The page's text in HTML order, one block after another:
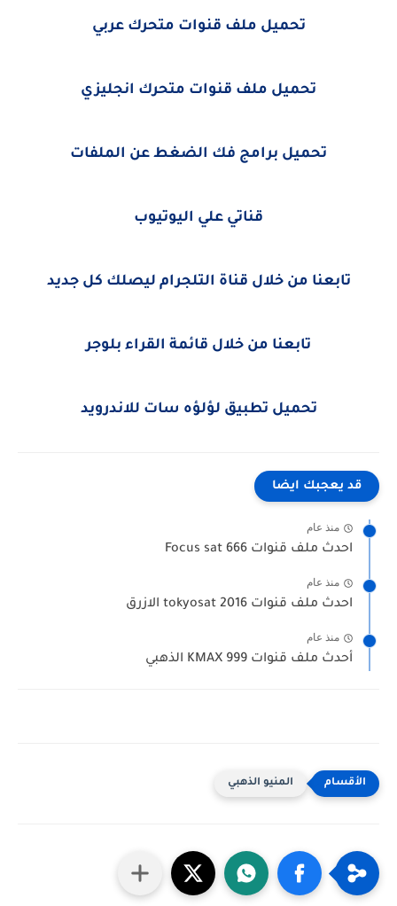
تحميل ملف قنوات متحرك عربي
تحميل ملف قنوات متحرك انجليزي
تحميل برامج فك الضغط عن الملفات
قناتي علي اليوتيوب
تابعنا من خلال قناة التلجرام ليصلك كل جديد
تابعنا من خلال قائمة القراء بلوجر
تحميل تطبيق لؤلؤه سات للاندرويد
قد يعجبك ايضا
منذ عام
احدث ملف قنوات Focus sat 666
منذ عام
احدث ملف قنوات tokyosat 2016 الازرق
منذ عام
أحدث ملف قنوات KMAX 999 الذهبي
المنيو الذهبي